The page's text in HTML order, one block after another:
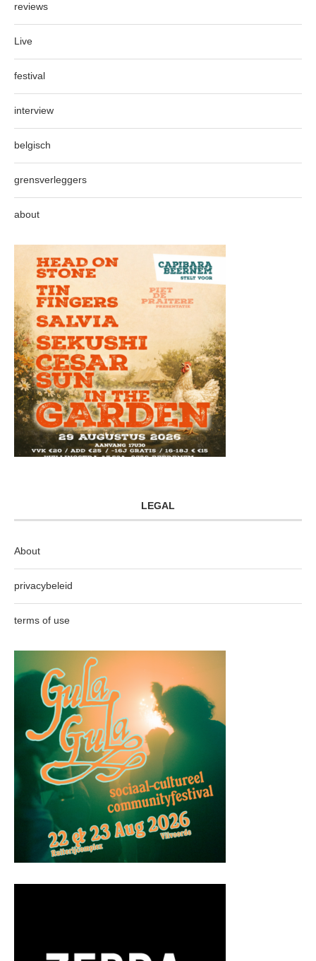
reviews
Live
festival
interview
belgisch
grensverleggers
about
LEGAL
About
privacybeleid
terms of use